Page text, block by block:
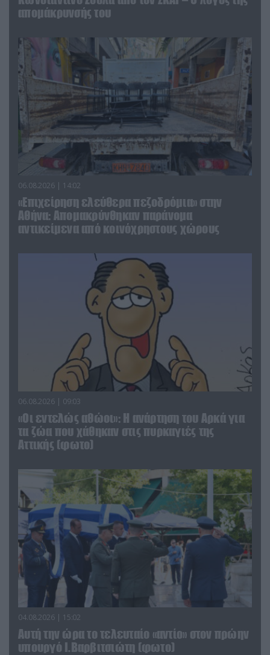
απομάκρυνσής του
06.08.2026 | 14:02
«Επιχείρηση ελεύθερα πεζοδρόμια» στην
Αθήνα: Απομακρύνθηκαν παράνομα
αντικείμενα από κοινόχρηστους χώρους
06.08.2026 | 09:03
«Οι εντελώς αθώοι»: Η ανάρτηση του Αρκά για
τα ζώα που χάθηκαν στις πυρκαγιές της
Αττικής (φωτο)
04.08.2026 | 15:02
Αυτή την ώρα το τελευταίο «αντίο» στον πρώην
υπουργό Ι.Βαρβιτσιώτη (φωτο)